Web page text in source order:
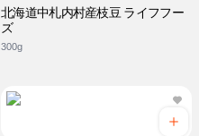
北海道中札内村産枝豆 ライフフー
ズ
300g